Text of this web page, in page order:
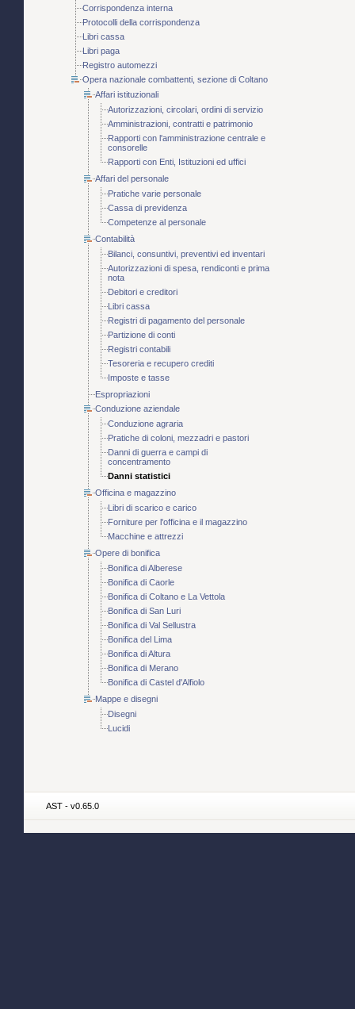
Corrispondenza interna
Protocolli della corrispondenza
Libri cassa
Libri paga
Registro automezzi
Opera nazionale combattenti, sezione di Coltano
Affari istituzionali
Autorizzazioni, circolari, ordini di servizio
Amministrazioni, contratti e patrimonio
Rapporti con l'amministrazione centrale e
consorelle
Rapporti con Enti, Istituzioni ed uffici
Affari del personale
Pratiche varie personale
Cassa di previdenza
Competenze al personale
Contabilità
Bilanci, consuntivi, preventivi ed inventari
Autorizzazioni di spesa, rendiconti e prima
nota
Debitori e creditori
Libri cassa
Registri di pagamento del personale
Partizione di conti
Registri contabili
Tesoreria e recupero crediti
Imposte e tasse
Espropriazioni
Conduzione aziendale
Conduzione agraria
Pratiche di coloni, mezzadri e pastori
Danni di guerra e campi di
concentramento
Danni statistici
Officina e magazzino
Libri di scarico e carico
Forniture per l'officina e il magazzino
Macchine e attrezzi
Opere di bonifica
Bonifica di Alberese
Bonifica di Caorle
Bonifica di Coltano e La Vettola
Bonifica di San Luri
Bonifica di Val Sellustra
Bonifica del Lima
Bonifica di Altura
Bonifica di Merano
Bonifica di Castel d'Alfiolo
Mappe e disegni
Disegni
Lucidi
AST - v0.65.0